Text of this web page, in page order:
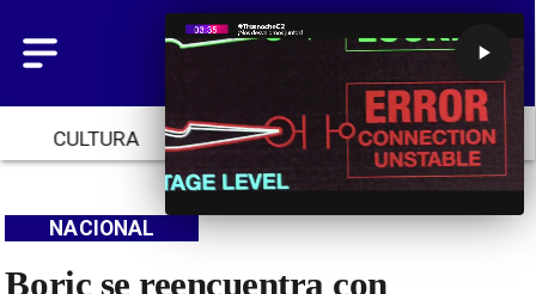
CULTURA TENDENCIAS INICIO
Boric se reencuentra con
NACIONAL